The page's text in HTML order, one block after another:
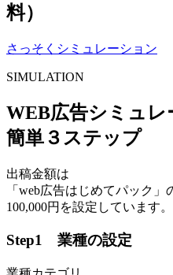
料）
さっそくシミュレーション
SIMULATION
WEB広告シミュレ
簡単３ステップ
出稿金額は
「web広告はじめてパック」
100,000円を設定しています。
Step1 業種の設定